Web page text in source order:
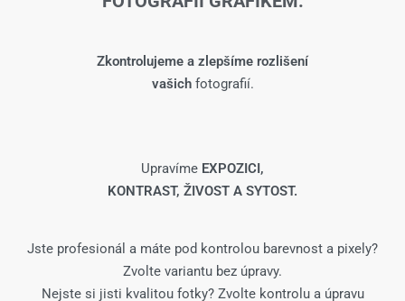
Zkontrolujeme a zlepšíme rozlišení
vašich fotografií.
Upravíme EXPOZICI,
KONTRAST, ŽIVOST A SYTOST.
Jste profesionál a máte pod kontrolou barevnost a pixely?
Zvolte variantu bez úpravy.
Nejste si jisti kvalitou fotky? Zvolte kontrolu a úpravu